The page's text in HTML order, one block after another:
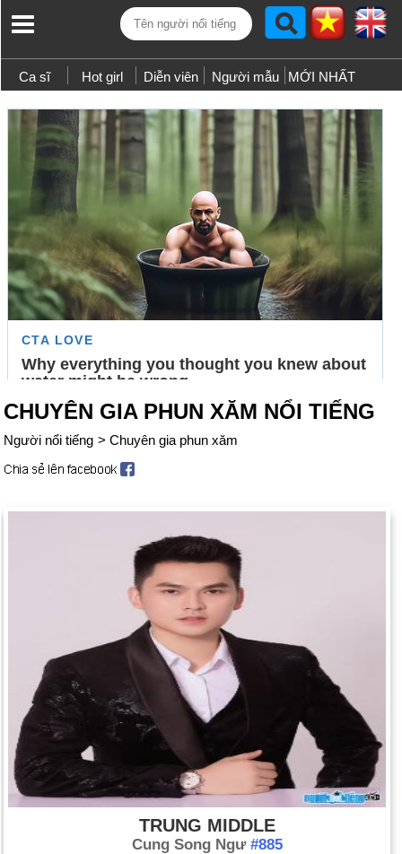
Ca sĩ Hot girl Diễn viên Người mẫu MỚI NHẤT
CHUYÊN GIA PHUN XĂM NỔI TIẾNG
Người nổi tiếng > Chuyên gia phun xăm
TRUNG MIDDLE
Cung Song Ngư #885